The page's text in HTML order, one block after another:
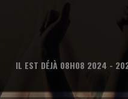
IL EST DÉJÀ 08H08 2024 -